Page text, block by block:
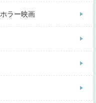
ラー映画